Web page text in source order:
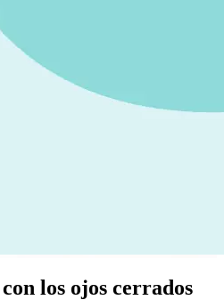
los ojos cerrados